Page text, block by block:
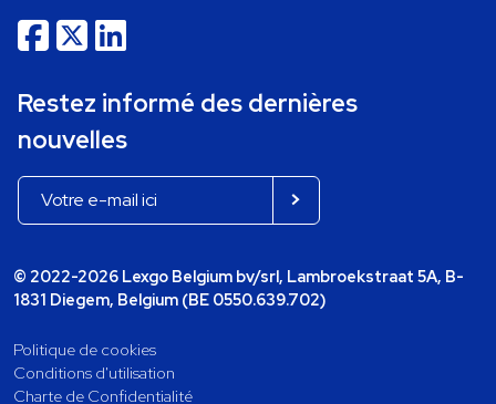
Restez informé des dernières
nouvelles
© 2022-2026 Lexgo Belgium bv/srl, Lambroekstraat 5A, B-
1831 Diegem, Belgium (BE 0550.639.702)
Politique de cookies
Conditions d'utilisation
Charte de Confidentialité